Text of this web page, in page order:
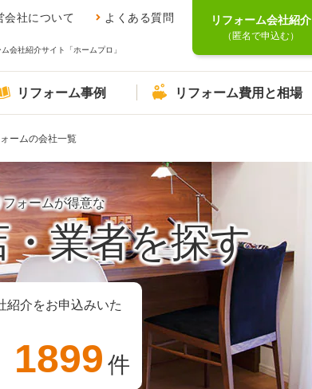
会社について よくある質問
会社紹介サイト「ホームプロ」
リフォーム会社紹介
（匿名で申込む）
リフォーム事例 リフォーム費用と相場
ームの会社一覧
ォームが得意な
業者を探す
紹介をお申込みいた
1899 件